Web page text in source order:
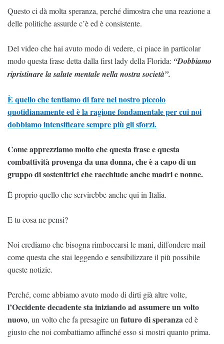
Questo ci dà molta speranza, perché dimostra che una reazione a
delle politiche assurde c’è ed è consistente.
Del video che hai avuto modo di vedere, ci piace in particolar
modo questa frase detta dalla first lady della Florida: “Dobbiamo
ripristinare la salute mentale nella nostra società”.
È quello che tentiamo di fare nel nostro piccolo
quotidianamente ed è la ragione fondamentale per cui noi
dobbiamo intensificare sempre più gli sforzi.
Come apprezziamo molto che questa frase e questa
combattività provenga da una donna, che è a capo di un
gruppo di sostenitrici che racchiude anche madri e nonne.
È proprio quello che servirebbe anche qui in Italia.
E tu cosa ne pensi?
Noi crediamo che bisogna rimboccarsi le mani, diffondere mail
come questa che stai leggendo e sensibilizzare il più possibile
queste notizie.
Perché, come abbiamo avuto modo di dirti già altre volte,
l’Occidente decadente sta iniziando ad assumere un volto
nuovo, un volto che fa presagire un futuro di speranzaed è
giusto che noi combattiamo affinché esso si mostri quanto prima.